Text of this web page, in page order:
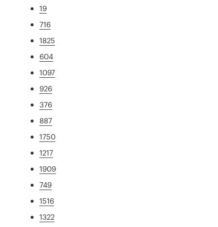
19
716
1825
604
1097
926
376
887
1750
1217
1909
749
1516
1322